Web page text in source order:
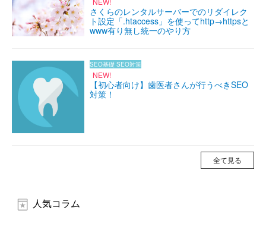
さくらのレンタルサーバーでのリダイレク
ト設定「.htaccess」を使ってhttp→httpsと
www有り無し統一のやり方
SEO基礎 SEO対策
NEW!
【初心者向け】歯医者さんが行うべきSEO
対策！
全て見る
人気コラム